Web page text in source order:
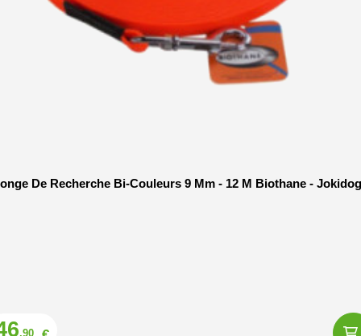
De Recherche Bi-Couleurs 9 Mm - 12 M Biothane - Jokidog
,90